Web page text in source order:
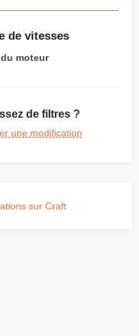
de vitesses
moteur
de filtres ?
une modification
sur Craft